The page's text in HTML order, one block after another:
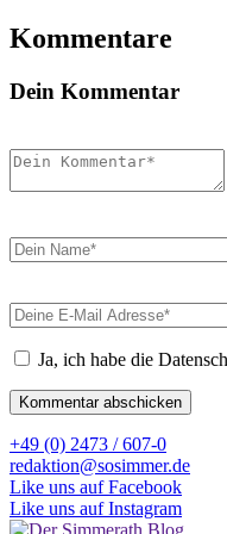
Kommentare
Dein Kommentar
Ja, ich habe die
+49 (0) 2473 / 607-0
redaktion@sosimmer.de
Like uns auf Facebook
Like uns auf Instagram